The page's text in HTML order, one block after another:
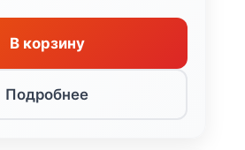
В корзину
Подробнее